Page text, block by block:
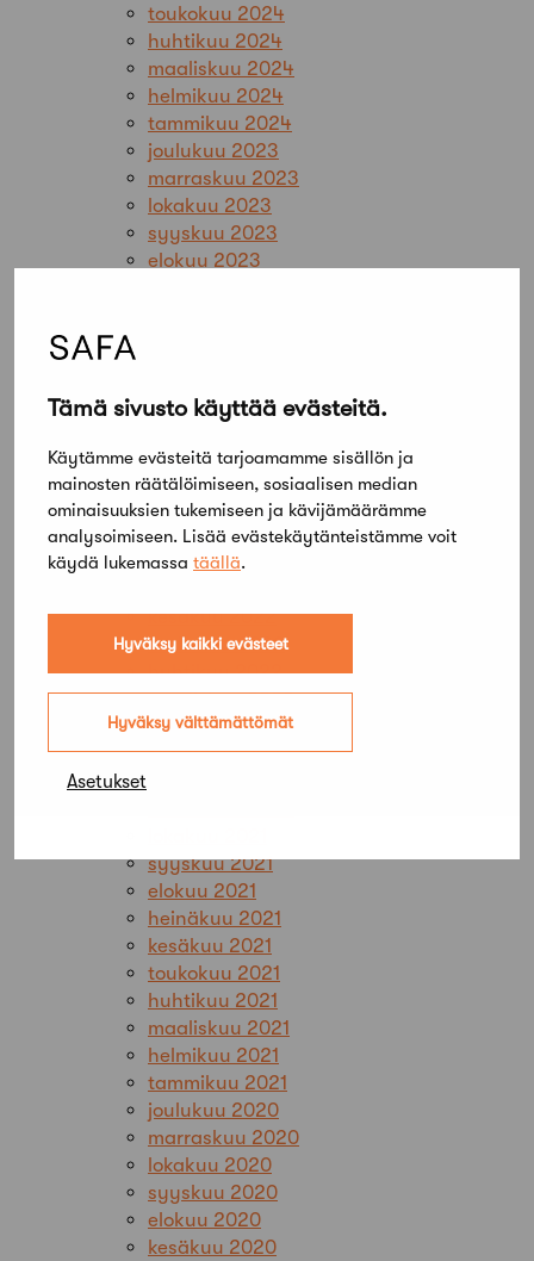
Tämä sivusto käyttää evästeitä.
Käytämme evästeitä tarjoamamme sisällön ja
mainosten räätälöimiseen, sosiaalisen median
ominaisuuksien tukemiseen ja kävijämäärämme
analysoimiseen. Lisää evästekäytänteistämme voit
käydä lukemassa täällä.
Hyväksy kaikki evästeet
Hyväksy välttämättömät
Asetukset
toukokuu 2024
huhtikuu 2024
maaliskuu 2024
helmikuu 2024
tammikuu 2024
joulukuu 2023
marraskuu 2023
lokakuu 2023
syyskuu 2023
elokuu 2023
helmikuu 2023
tammikuu 2023
joulukuu 2022
marraskuu 2022
lokakuu 2022
syyskuu 2022
elokuu 2022
kesäkuu 2022
toukokuu 2022
huhtikuu 2022
maaliskuu 2022
helmikuu 2022
tammikuu 2022
syyskuu 2021
elokuu 2021
heinäkuu 2021
kesäkuu 2021
toukokuu 2021
huhtikuu 2021
maaliskuu 2021
helmikuu 2021
tammikuu 2021
joulukuu 2020
marraskuu 2020
lokakuu 2020
syyskuu 2020
elokuu 2020
kesäkuu 2020